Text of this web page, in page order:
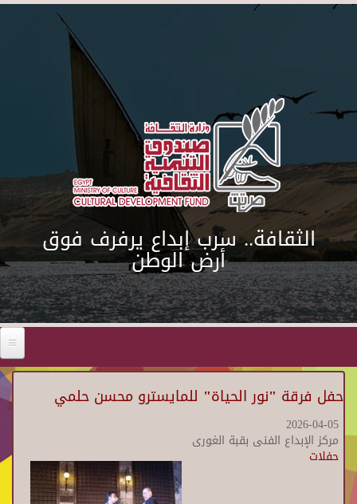
Skip to main content
الثقافة.. سرب إبداع يرفرف فوق
أرض الوطن
حفل فرقة "نور الحياة" للمايسترو محسن حلمي
2026-04-05
مركز الإبداع الفنى بقبة الغورى
حفلات